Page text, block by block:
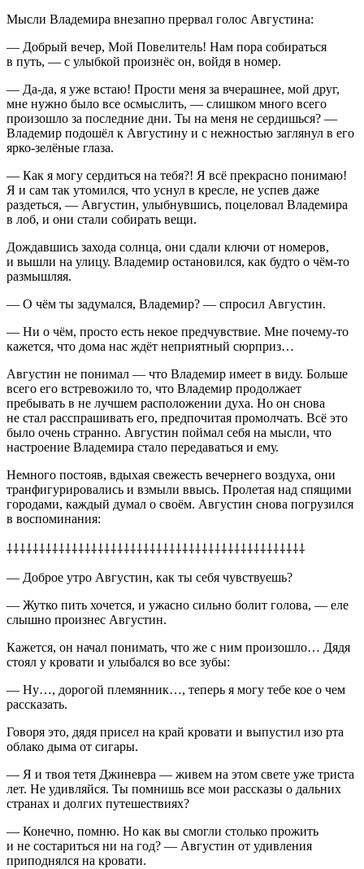
Мысли Владемира внезапно прервал голос Августина:
— Добрый вечер, Мой Повелитель! Нам пора собираться
в путь, — с улыбкой произнёс он, войдя в номер.
— Да-да, я уже встаю! Прости меня за вчерашнее, мой друг,
мне нужно было все осмыслить, — слишком много всего
произошло за последние дни. Ты на меня не сердишься? —
Владемир подошёл к Августину и с нежностью заглянул в его
ярко-зелёные глаза.
— Как я могу сердиться на тебя?! Я всё прекрасно понимаю!
Я и сам так утомился, что уснул в кресле, не успев даже
раздеться, — Августин, улыбнувшись, поцеловал Владемира
в лоб, и они стали собирать вещи.
Дождавшись захода солнца, они сдали ключи от номеров,
и вышли на улицу. Владемир остановился, как будто о чём-то
размышляя.
— О чём ты задумался, Владемир? — спросил Августин.
— Ни о чём, просто есть некое предчувствие. Мне почему-то
кажется, что дома нас ждёт неприятный сюрприз…
Августин не понимал — что Владемир имеет в виду. Больше
всего его встревожило то, что Владемир продолжает
пребывать в не лучшем расположении духа. Но он снова
не стал расспрашивать его, предпочитая промолчать. Всё это
было очень странно. Августин поймал себя на мысли, что
настроение Владемира стало передаваться и ему.
Немного постояв, вдыхая свежесть вечернего воздуха, они
транфигурировались и взмыли ввысь. Пролетая над спящими
городами, каждый думал о своём. Августин снова погрузился
в воспоминания:
⸸⸸⸸⸸⸸⸸⸸⸸⸸⸸⸸⸸⸸⸸⸸⸸⸸⸸⸸⸸⸸⸸⸸⸸⸸⸸⸸⸸⸸⸸⸸⸸⸸⸸⸸⸸⸸⸸⸸⸸⸸⸸⸸⸸⸸⸸
— Доброе утро Августин, как ты себя чувствуешь?
— Жутко пить хочется, и ужасно сильно болит голова, — еле
слышно произнес Августин.
Кажется, он начал понимать, что же с ним произошло… Дядя
стоял у кровати и улыбался во все зубы:
— Ну…, дорогой племянник…, теперь я могу тебе кое о чем
рассказать.
Говоря это, дядя присел на край кровати и выпустил изо рта
облако дыма от сигары.
— Я и твоя тетя Джиневра — живем на этом свете уже триста
лет. Не удивляйся. Ты помнишь все мои рассказы о дальних
странах и долгих путешествиях?
— Конечно, помню. Но как вы смогли столько прожить
и не состариться ни на год? — Августин от удивления
приподнялся на кровати.